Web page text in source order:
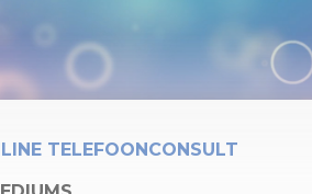
TELEFOONCONSULT